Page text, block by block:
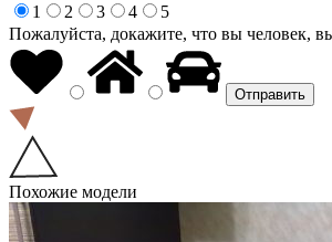
1
2 3 4
5
Пожалуйста, докажите, что вы человек,
Похожие модели